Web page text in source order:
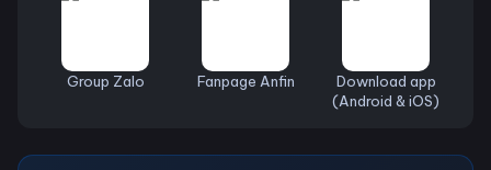
Group Zalo Fanpage Anfin
Download app
(Android & iOS)